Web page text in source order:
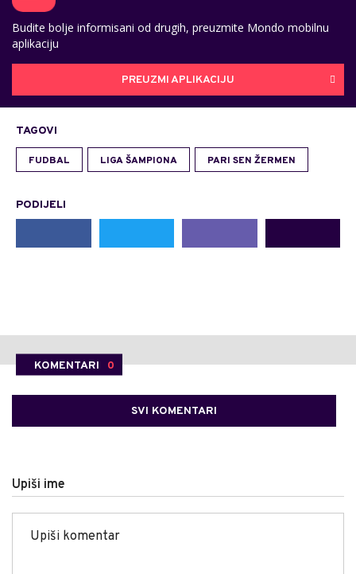
Budite bolje informisani od drugih, preuzmite Mondo mobilnu
aplikaciju
PREUZMI APLIKACIJU
TAGOVI
FUDBAL LIGA ŠAMPIONA PARI SEN ŽERMEN
PODIJELI
KOMENTARI 0
SVI KOMENTARI
Upiši ime